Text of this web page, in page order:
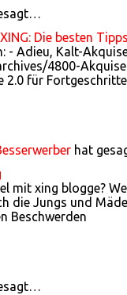
Die besten
Adieu, Kalt-
4800-
für
hat
mit xing blogge?
die Jungs und
Beschwerden